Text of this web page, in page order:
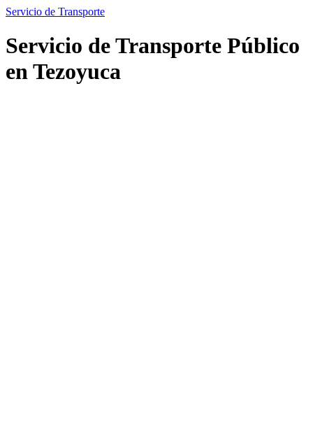
Servicio de Transporte
Servicio de Transporte Público
en Tezoyuca